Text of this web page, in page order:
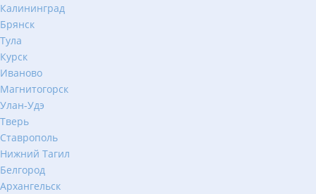
Калининград
Брянск
Тула
Курск
Иваново
Магнитогорск
Улан-Удэ
Тверь
Ставрополь
Нижний Тагил
Белгород
Архангельск